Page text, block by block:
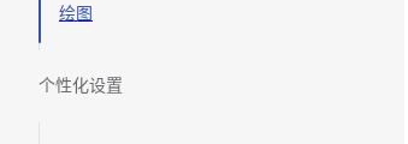
绘图
个性化设置